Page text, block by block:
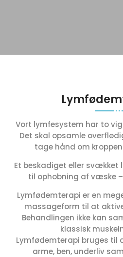
Vort lymfesystem har to
Det skal opsamle
tage hånd om
Et beskadiget eller svækket
til ophobning af væske
Lymfødemterapi er en
massageform til at
Behandlingen ikke kan
klassisk
Lymfødemterapi bruges til
arme, ben, underliv